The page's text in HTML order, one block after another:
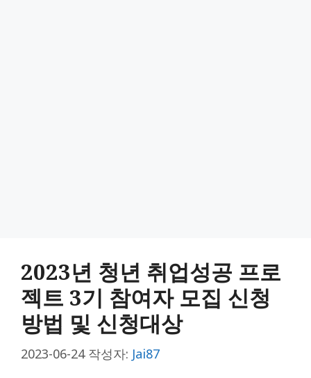
2023년 청년 취업성공 프로
젝트 3기 참여자 모집 신청
방법 및 신청대상
2023-06-24 작성자: Jai87